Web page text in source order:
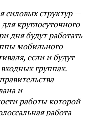
силовых структур —
круглосуточного
дня будут работать
мобильного
если и будут
группах.
и
работы которой
работа